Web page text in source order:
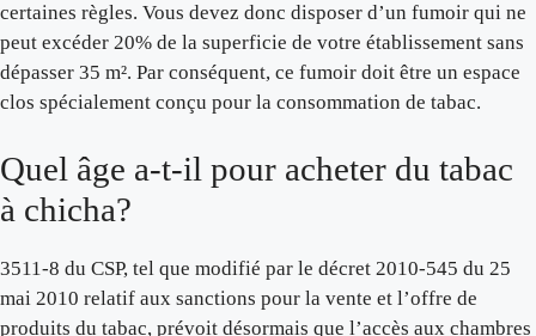
certaines règles. Vous devez donc disposer d’un fumoir qui ne
peut excéder 20% de la superficie de votre établissement sans
dépasser 35 m². Par conséquent, ce fumoir doit être un espace
clos spécialement conçu pour la consommation de tabac.
Quel âge a-t-il pour acheter du tabac
à chicha?
3511-8 du CSP, tel que modifié par le décret 2010-545 du 25
mai 2010 relatif aux sanctions pour la vente et l’offre de
produits du tabac, prévoit désormais que l’accès aux chambres